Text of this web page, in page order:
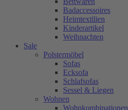
Badaccessoires
Heimtextilien
Kinderartikel
Weihnachten
Sale
Polstermöbel
Sofas
Ecksofa
Schlafsofas
Sessel & Liegen
Wohnen
Wohnkombinationen